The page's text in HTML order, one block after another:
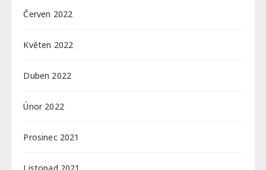
Červen 2022
Květen 2022
Duben 2022
Únor 2022
Prosinec 2021